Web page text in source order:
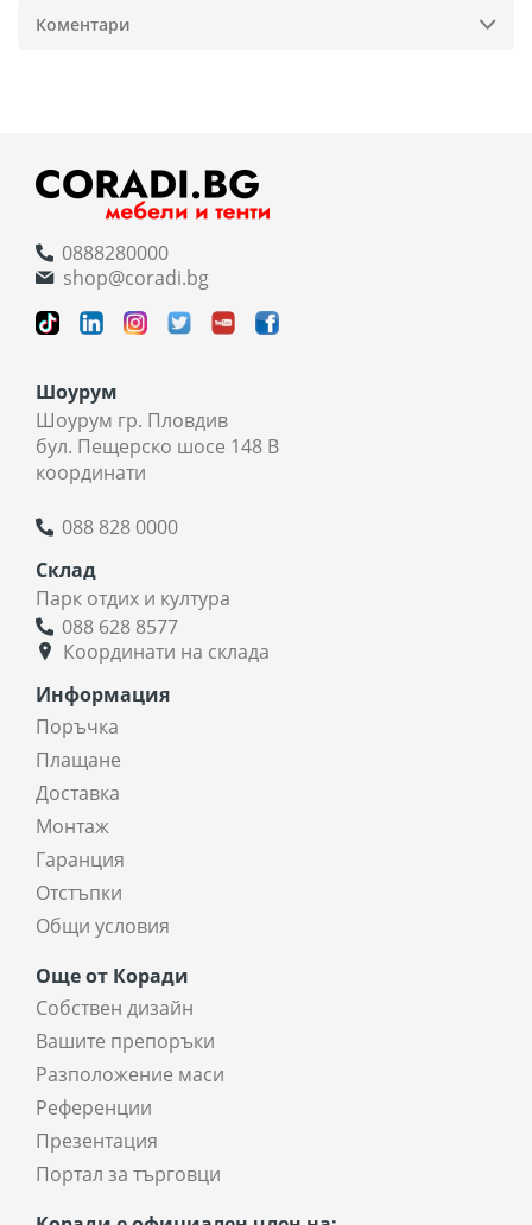
Коментари
0888280000
shop@coradi.bg
Шоурум
Шоурум гр. Пловдив
бул. Пещерско шосе 148 В
координати
088 828 0000
Склад
Парк отдих и култура
088 628 8577
Координати на склада
Информация
Поръчка
Плащане
Доставка
Монтаж
Гаранция
Отстъпки
Общи условия
Още от Коради
Собствен дизайн
Вашите препоръки
Разположение маси
Референции
Презентация
Портал за търговци